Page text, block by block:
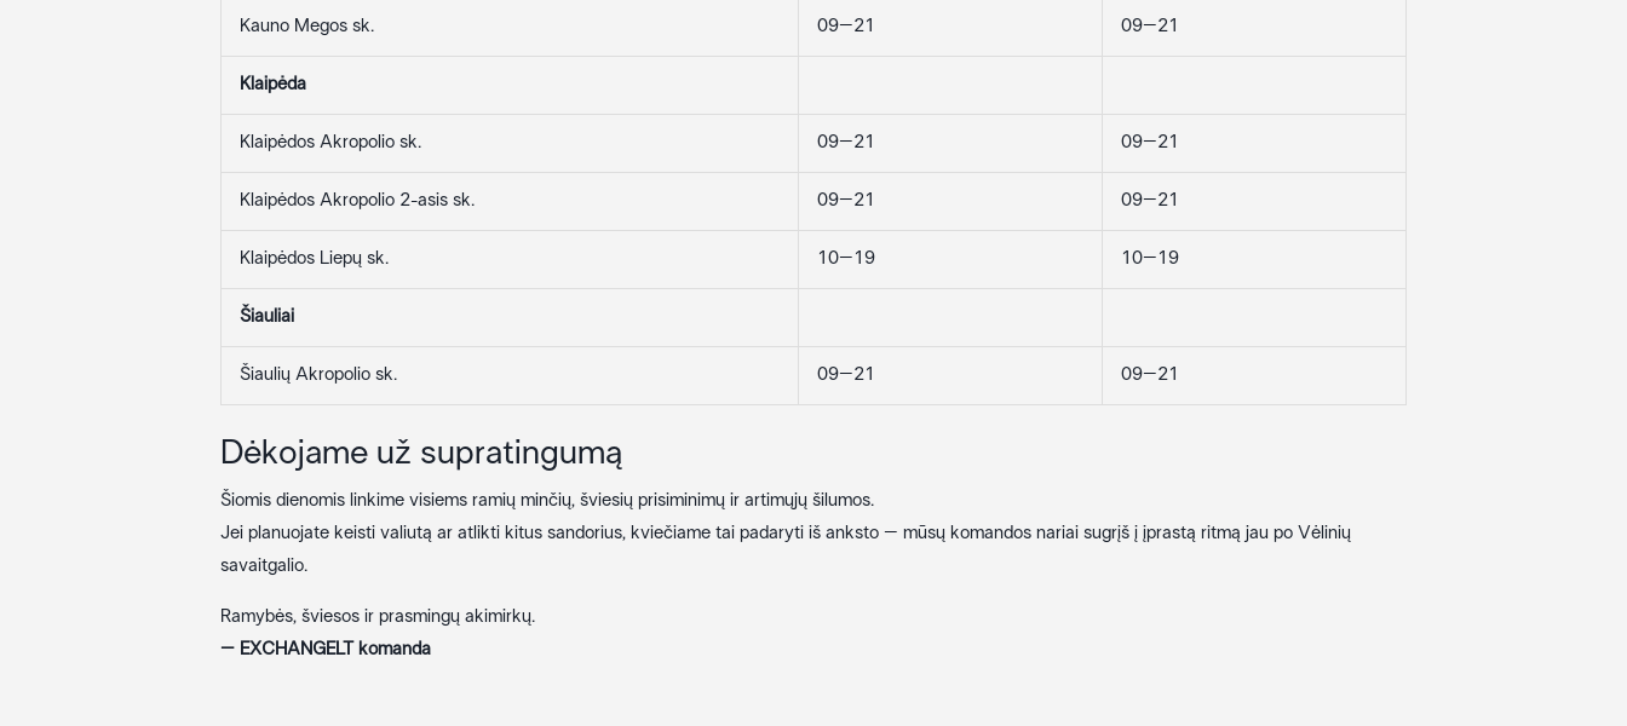
Kauno Megos sk. 09–21 09–21
Klaipėda
Klaipėdos Akropolio sk. 09–21 09–21
Klaipėdos Akropolio 2-asis sk. 09–21 09–21
Klaipėdos Liepų sk. 10–19 10–19
Šiauliai
Šiaulių Akropolio sk. 09–21 09–21
Dėkojame už supratingumą
Šiomis dienomis linkime visiems ramių minčių, šviesių prisiminimų ir artimųjų šilumos.
Jei planuojate keisti valiutą ar atlikti kitus sandorius, kviečiame tai padaryti iš anksto – mūsų komandos nariai sugrįš į įprastą ritmą jau po Vėlinių
savaitgalio.
Ramybės, šviesos ir prasmingų akimirkų.
– EXCHANGELT komanda